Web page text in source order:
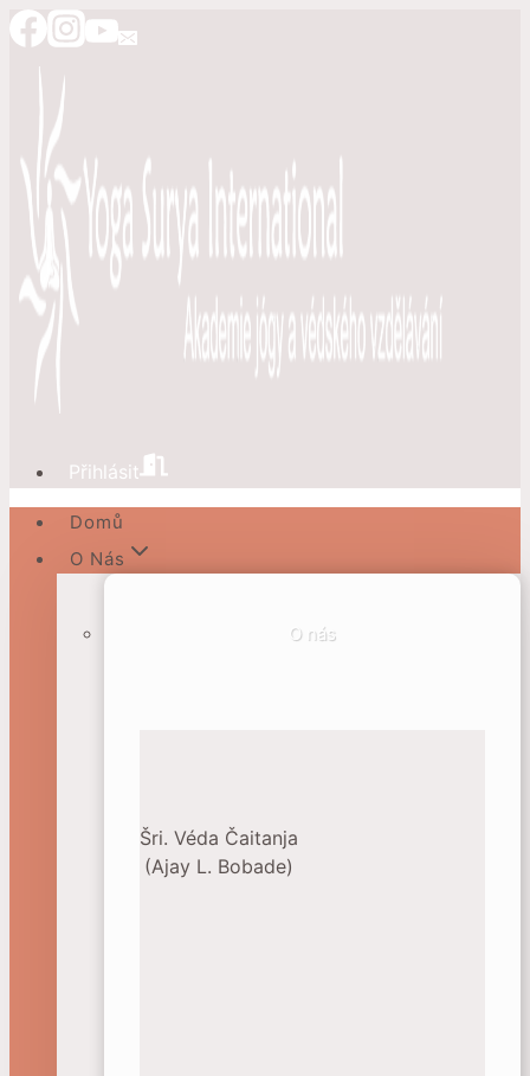
Přeskočit
na
Přihlásit
Domů
O Nás
O nás
Šri. Véda Čaitanja
(Ajay L. Bobade)